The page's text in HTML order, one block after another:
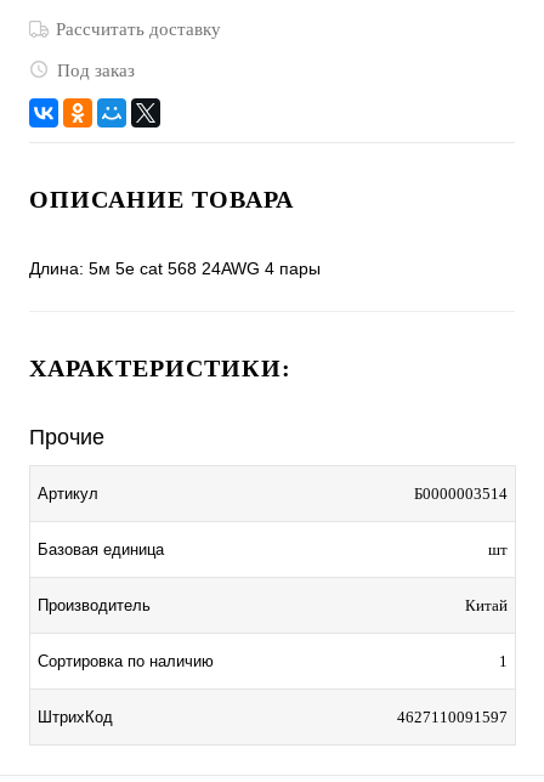
Рассчитать доставку
Под заказ
ОПИСАНИЕ ТОВАРА
Длина: 5м 5е cat 568 24AWG 4 пары
ХАРАКТЕРИСТИКИ:
Прочие
Артикул Б0000003514
Базовая единица шт
Производитель Китай
Сортировка по наличию 1
ШтрихКод 4627110091597